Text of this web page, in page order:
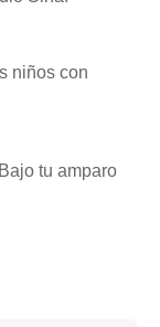
niños con
tu amparo